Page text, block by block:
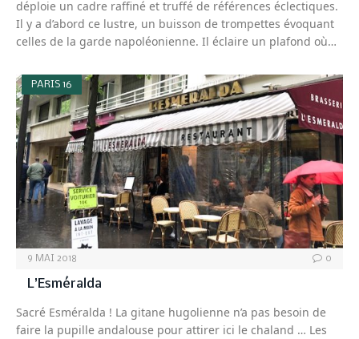
déploie un cadre raffiné et truffé de références éclectiques.
Il y a d’abord ce lustre, un buisson de trompettes évoquant
celles de la garde napoléonienne. Il éclaire un plafond où…
PARIS 16
9 MAI 2018 0
L’Esméralda
Sacré Esméralda ! La gitane hugolienne n’a pas besoin de
faire la pupille andalouse pour attirer ici le chaland … Les